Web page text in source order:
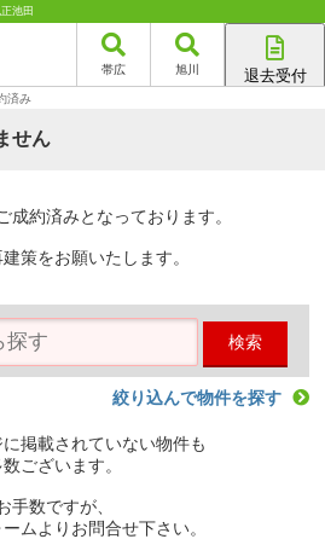
池田
帯広 旭川 退去受付
済み
せん
成約済みとなっております。
策をお願いたします。
検索
絞り込んで物件を探す
掲載されていない物件も
数ございます。
手数ですが、
ムよりお問合せ下さい。